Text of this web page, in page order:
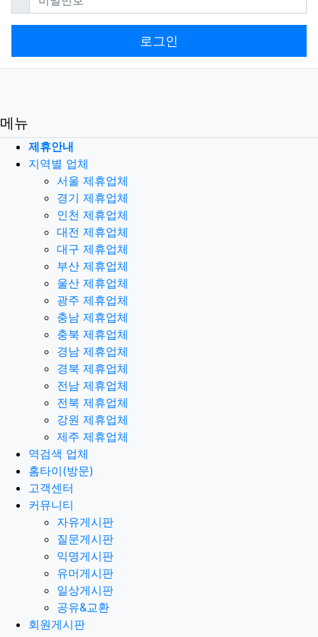
로그인
메뉴
제휴안내
지역별 업체
서울 제휴업체
경기 제휴업체
인천 제휴업체
대전 제휴업체
대구 제휴업체
부산 제휴업체
울산 제휴업체
광주 제휴업체
충남 제휴업체
충북 제휴업체
경남 제휴업체
경북 제휴업체
전남 제휴업체
전북 제휴업체
강원 제휴업체
제주 제휴업체
역검색 업체
홈타이(방문)
고객센터
커뮤니티
자유게시판
질문게시판
익명게시판
유머게시판
일상게시판
공유&교환
회원게시판